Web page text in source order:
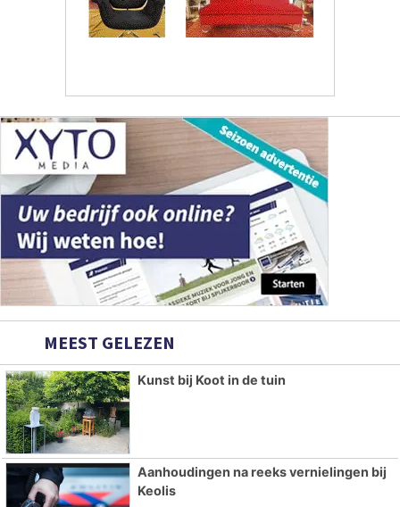
MEEST GELEZEN
Kunst bij Koot in de tuin
Aanhoudingen na reeks vernielingen bij
Keolis